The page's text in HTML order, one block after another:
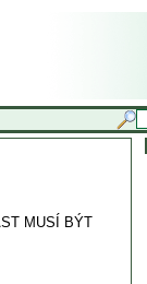
MUSÍ BÝT